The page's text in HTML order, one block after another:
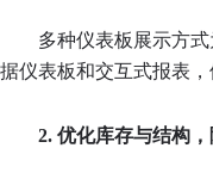
多种仪表板展示方
据仪表板和交互式报表
2. 优化库存与结构